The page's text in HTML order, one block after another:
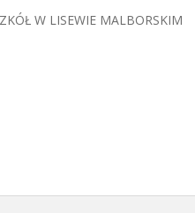
W LISEWIE MALBORSKIM